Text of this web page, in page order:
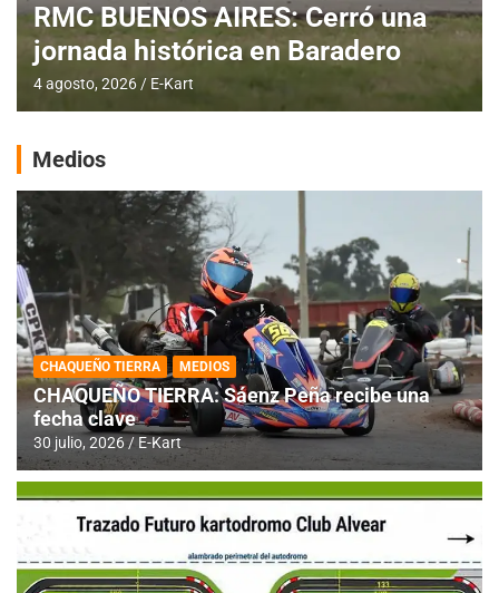
RMC BUENOS AIRES: Cerró una
jornada histórica en Baradero
4 agosto, 2026 E-Kart
Medios
CHAQUEÑO TIERRA MEDIOS
CHAQUEÑO TIERRA: Sáenz Peña recibe una
fecha clave
30 julio, 2026 E-Kart